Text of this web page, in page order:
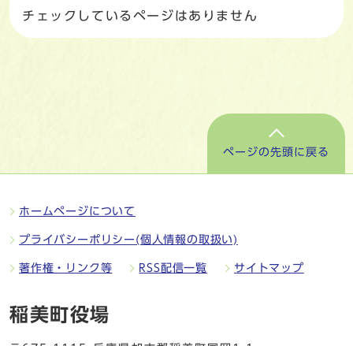
チェックしているページはありません
ページの先頭に戻る
ホームページについて
プライバシーポリシー(個人情報の取扱い)
著作権・リンク等 RSS配信一覧 サイトマップ
稲美町役場